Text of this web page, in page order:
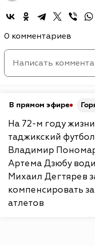
0 комментариев
В прямом эфире
На 72-м году
таджикский
Владимир
Артема Дзюбу
Михаил Дегтярев
компенсировать
атлетов